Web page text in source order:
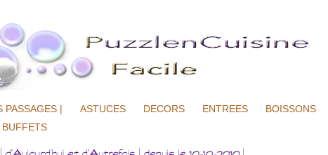
PASSAGES | ASTUCES DECORS ENTREES BOISSONS
BUFFETS